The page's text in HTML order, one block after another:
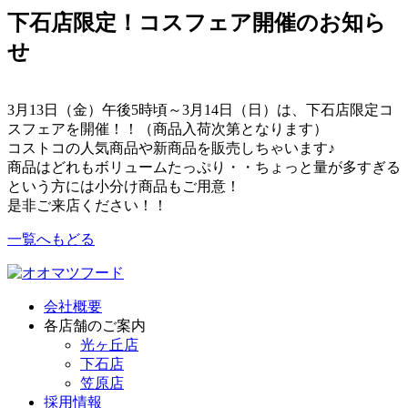
下石店限定！コスフェア開催のお知ら
せ
3月13日（金）午後5時頃～3月14日（日）は、下石店限定コ
スフェアを開催！！（商品入荷次第となります）
コストコの人気商品や新商品を販売しちゃいます♪
商品はどれもボリュームたっぷり・・ちょっと量が多すぎる
という方には小分け商品もご用意！
是非ご来店ください！！
一覧へもどる
会社概要
各店舗のご案内
光ヶ丘店
下石店
笠原店
採用情報